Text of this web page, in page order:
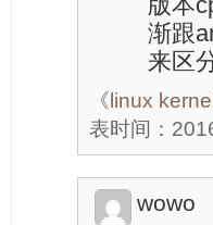
渐跟
来区
《 linux
表时间：
wowo